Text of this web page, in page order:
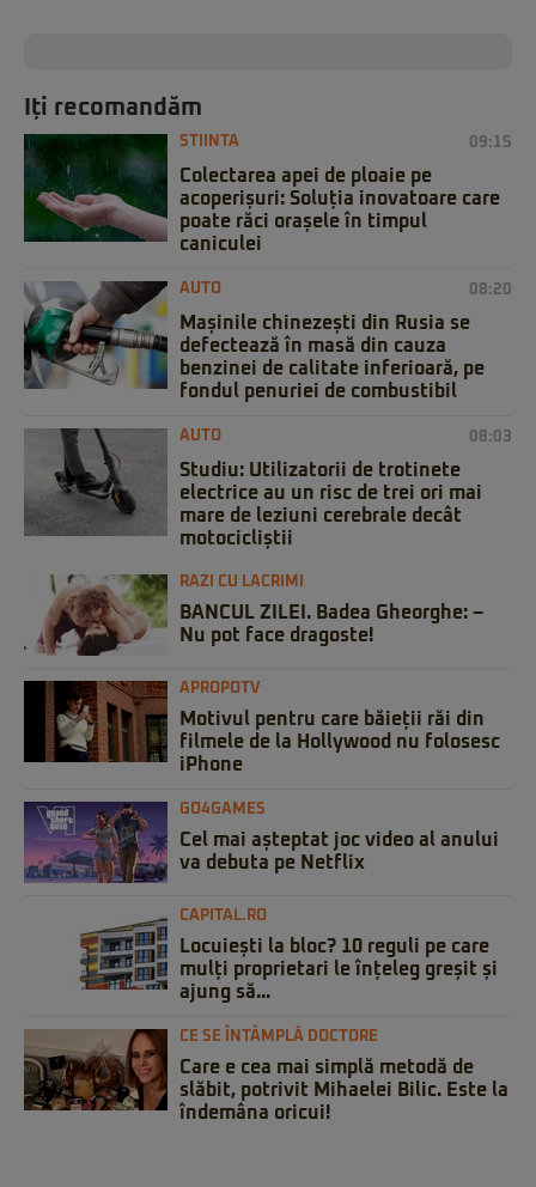
Iți recomandăm
STIINTA 09:15
Colectarea apei de ploaie pe
acoperișuri: Soluția inovatoare care
poate răci orașele în timpul
caniculei
AUTO 08:20
Mașinile chinezești din Rusia se
defectează în masă din cauza
benzinei de calitate inferioară, pe
fondul penuriei de combustibil
AUTO 08:03
Studiu: Utilizatorii de trotinete
electrice au un risc de trei ori mai
mare de leziuni cerebrale decât
motocicliștii
RAZI CU LACRIMI
BANCUL ZILEI. Badea Gheorghe: –
Nu pot face dragoste!
APROPOTV
Motivul pentru care băieții răi din
filmele de la Hollywood nu folosesc
iPhone
GO4GAMES
Cel mai așteptat joc video al anului
va debuta pe Netflix
CAPITAL.RO
Locuiești la bloc? 10 reguli pe care
mulți proprietari le înțeleg greșit și
ajung să...
CE SE ÎNTÂMPLĂ DOCTORE
Care e cea mai simplă metodă de
slăbit, potrivit Mihaelei Bilic. Este la
îndemâna oricui!